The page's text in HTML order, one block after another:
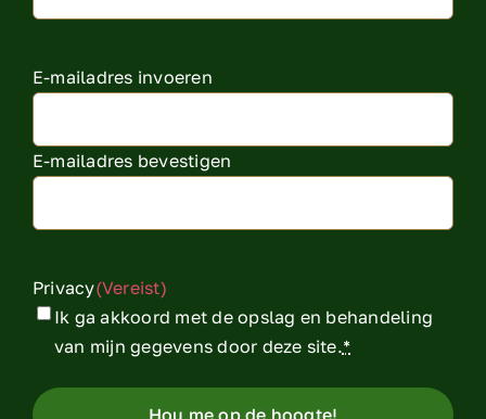
E-
E-mailadres invoeren
E-mailadres bevestigen
Privacy(Vereist)
Ik ga akkoord met de opslag en behandeling
van mijn gegevens door deze site.*